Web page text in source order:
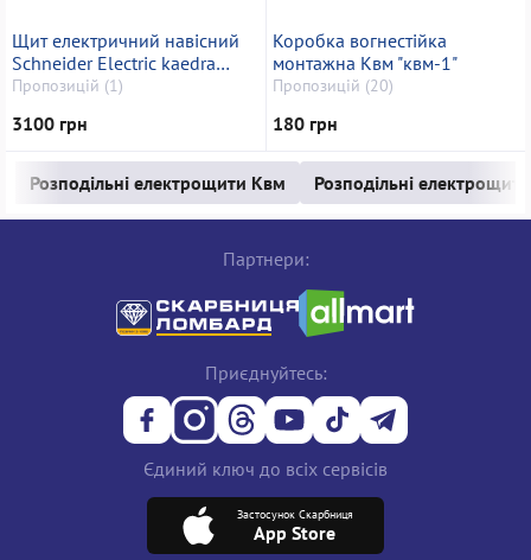
Щит електричний навісний
Schneider Electric kaedra
13983
Пропозицій (1)
3100 грн
Коробка вогнестійка
монтажна Квм "квм-1"
Пропозицій (20)
180 грн
Розподільні електрощити Квм Розподільні
Партнери:
Приєднуйтесь:
Єдиний ключ до всіх сервісів
Застосунок Скарбниця
App Store